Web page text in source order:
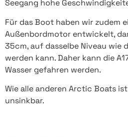
Seegang hohe
Für das Boot haben wir zudem
Außenbordmotor entwickelt,
35cm, auf dasselbe Niveau wie
werden kann. Daher kann die
Wasser gefahren werden.
Wie alle anderen Arctic Boats
unsinkbar.